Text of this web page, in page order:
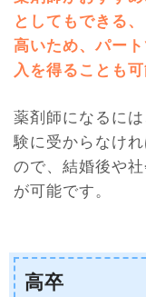
としてもできる
高いため、パー
入を得ることも可
薬剤師になるに
験に受からなけ
ので、結婚後や
が可能です。
高卒